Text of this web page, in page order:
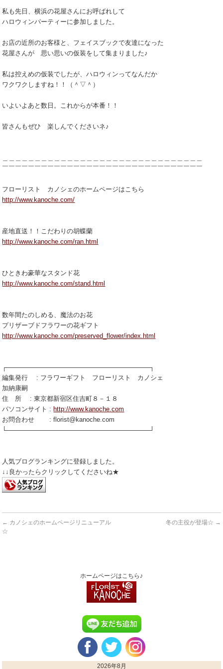
私も先日、横浜の花屋さんにお呼ばれして
ハロウィンパーティーに参加しました。
お店の近所のお客様と、フェイスブックで友達になった
花屋さんが 思い思いの仮装をして集まりました♪
私は控えめの仮装でしたが、ハロウィンってなんだか
ワクワクしますね！！（＾▽＾）
いよいよあと数日。これからが本番！！
皆さんもぜひ 楽しんでくださいネ♪
￣￣￣￣￣￣￣￣￣￣￣￣￣￣￣￣￣￣￣￣￣￣￣￣￣￣￣￣￣￣￣
フローリスト カノシェのホームページはこちら
http://www.kanoche.com/
産地直送！！こだわりの胡蝶蘭
http://www.kanoche.com/ran.html
ひときわ豪華なスタンド花
http://www.kanoche.com/stand.html
数年間たのしめる、魔法のお花
プリザーブドフラワーの花ギフト
http://www.kanoche.com/preserved_flower/index.html
┌────────────────────────────────┐
編集発行 : フラワーギフト フローリスト カノシェ
加納康嗣
住 所 : 東京都新宿区住吉町８－１８
パソコンサイト : http://www.kanoche.com
お問合わせ : florist@kanoche.com
└────────────────────────────────┘
人気ブログランキングに登録しました。
↓↓良かったらクリックしてくださいね★
← カノシェのホームページリニューアル
☆
冬の主役が登場☆ →
ホームページはこちら♪
2026年8月